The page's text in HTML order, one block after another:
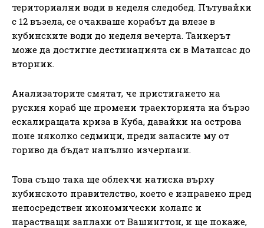
териториални води в неделя следобед. Пътувайки
с 12 възела, се очакваше корабът да влезе в
кубинските води до неделя вечерта. Танкерът
може да достигне дестинацията си в Матансас до
вторник.
Анализаторите смятат, че пристигането на
руския кораб ще промени траекторията на бързо
ескалиращата криза в Куба, давайки на острова
поне няколко седмици, преди запасите му от
гориво да бъдат напълно изчерпани.
Това също така ще облекчи натиска върху
кубинското правителство, което е изправено пред
непосредствен икономически колапс и
нарастващи заплахи от Вашингтон, и ще покаже,